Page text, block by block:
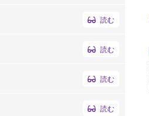
読む
読む
読む
読む